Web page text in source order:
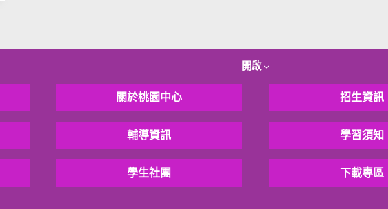
開啟
關於桃園中心 招生資訊
輔導資訊 學習須知
學生社團 下載專區